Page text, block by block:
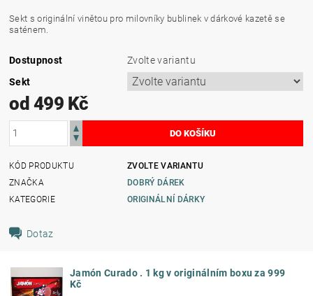
Sekt s originální vinětou pro milovníky bublinek v dárkové kazetě se
saténem.
Dostupnost
Zvolte variantu
Sekt
od 499 Kč
KÓD PRODUKTU
ZVOLTE VARIANTU
ZNAČKA
DOBRÝ DÁREK
KATEGORIE
ORIGINÁLNÍ DÁRKY
Dotaz
Jamón Curado . 1 kg v originálním boxu za 999
Kč